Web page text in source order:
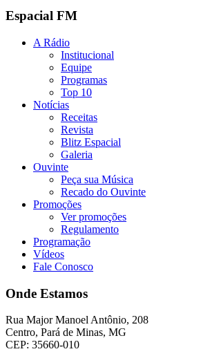
Espacial FM
A Rádio
Institucional
Equipe
Programas
Top 10
Notícias
Receitas
Revista
Blitz Espacial
Galeria
Ouvinte
Peça sua Música
Recado do Ouvinte
Promoções
Ver promoções
Regulamento
Programação
Vídeos
Fale Conosco
Onde Estamos
Rua Major Manoel Antônio, 208
Centro, Pará de Minas, MG
CEP: 35660-010